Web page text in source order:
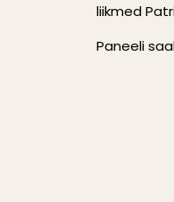
liikmed
Paneeli